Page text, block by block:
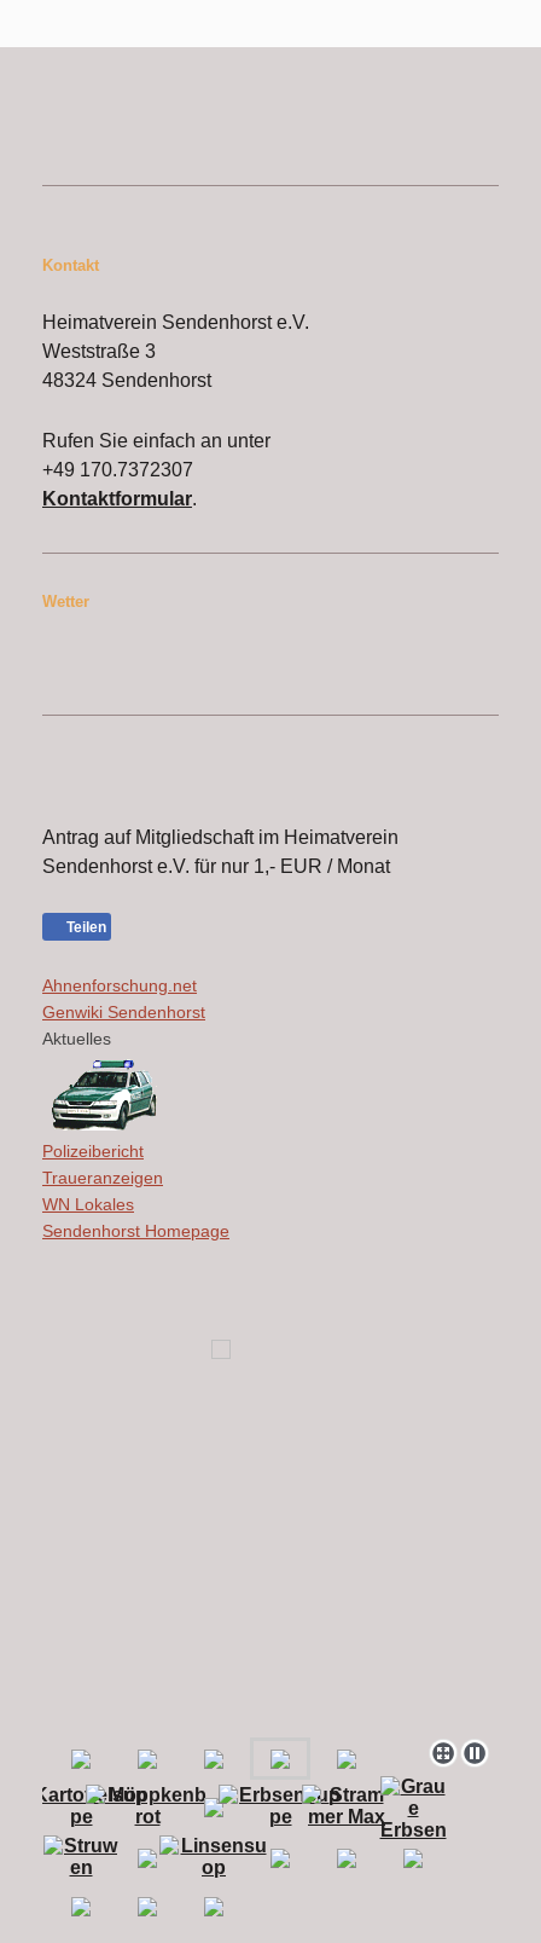
Kontakt
Heimatverein Sendenhorst e.V.
Weststraße 3
48324 Sendenhorst
Rufen Sie einfach an unter
+49 170.7372307
Kontaktformular.
Wetter
Antrag auf Mitgliedschaft im Heimatverein
Sendenhorst e.V. für nur 1,- EUR / Monat
Teilen
Ahnenforschung.net
Genwiki Sendenhorst
Aktuelles
Polizeibericht
Traueranzeigen
WN Lokales
Sendenhorst Homepage